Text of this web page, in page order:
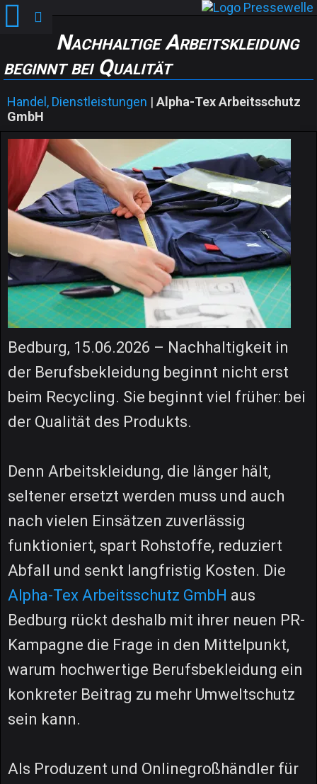
Nachhaltige Arbeitskleidung
beginnt bei Qualität
Handel, Dienstleistungen | Alpha-Tex Arbeitsschutz
GmbH
Bedburg, 15.06.2026 – Nachhaltigkeit in
der Berufsbekleidung beginnt nicht erst
beim Recycling. Sie beginnt viel früher: bei
der Qualität des Produkts.
Denn Arbeitskleidung, die länger hält,
seltener ersetzt werden muss und auch
nach vielen Einsätzen zuverlässig
funktioniert, spart Rohstoffe, reduziert
Abfall und senkt langfristig Kosten. Die
Alpha-Tex Arbeitsschutz GmbH aus
Bedburg rückt deshalb mit ihrer neuen PR-
Kampagne die Frage in den Mittelpunkt,
warum hochwertige Berufsbekleidung ein
konkreter Beitrag zu mehr Umweltschutz
sein kann.
Als Produzent und Onlinegroßhändler für